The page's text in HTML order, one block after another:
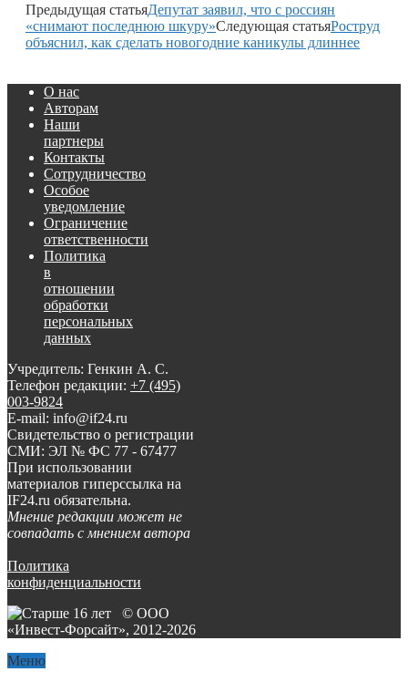
Предыдущая статьяДепутат заявил, что с россиян
«снимают последнюю шкуру»Следующая статьяРоструд
объяснил, как сделать новогодние каникулы длиннее
О нас
Авторам
Наши
партнеры
Контакты
Сотрудничество
Особое
уведомление
Ограничение
ответственности
Политика
в
отношении
обработки
персональных
данных
Учредитель: Генкин А. С.
Телефон редакции: +7 (495)
003-9824
E-mail: info@if24.ru
Свидетельство о регистрации
СМИ: ЭЛ № ФС 77 - 67477
При использовании
материалов гиперссылка на
IF24.ru обязательна.
Мнение редакции может не
совпадать с мнением автора
Политика
конфиденциальности
© ООО
«Инвест-Форсайт», 2012-2026
Меню